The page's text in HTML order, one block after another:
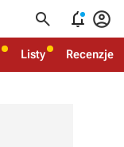
  
Listy Recenzje